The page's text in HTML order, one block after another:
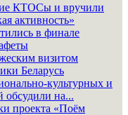
КТОСы и вручили
активность»
в финале
визитом
Беларусь
культурных и
обсудили на...
проекта «Поём